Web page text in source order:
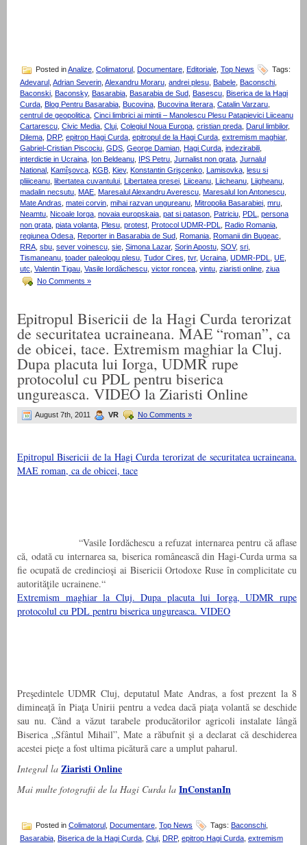
Posted inAnalize Colimatorul Documentare Editoriale Top News
Tags:
Adevarul , Adrian Severin, Alexandru Moraru, andrei plesu, Babele, Baconschi,
Baconski, Baconsky, Basarabia, Basarabia de Sud, Basescu, Biserica de la Hagi
Curda, Blog Pentru Basarabia, Bucovina, Bucovina literara, Catalin Varzaru,
centrul de geopolitica, Cinci limbrici ai mintii – Manolescu Plesu Patapievici Liiceanu
Cartarescu, Civic Media, Cluj, Colegiul Noua Europa, cristian preda, Darul limbilor,
Dilema, DRP, epitrop Hagi Curda, epitropul de la Hagi Curda, extremism maghiar,
Gabriel-Cristian Piscociu, GDS, George Damian, Hagi Curda, indezirabili,
interdictie in Ucraina, Ion Beldeanu, IPS Petru, Jurnalist non grata, Jurnalul
National , Kamîşovca, KGB, Kiev, Konstantin Grişcenko, Lamisovka, lesu si
pliiiceanu, libertatea cuvantului, Libertatea presei, Liiceanu, Liicheanu, Liigheanu,
madalin necsutu, MAE, Maresalul Alexandru Averescu, Maresalul Ion Antonescu,
Mate Andras, matei corvin, mihai razvan ungureanu, Mitropolia Basarabiei, mru,
Neamtu, Nicoale Iorga, novaia europskaia, pat si patason, Patriciu, PDL, persona
non grata, piata volanta, Plesu, protest, Protocol UDMR-PDL, Radio Romania,
regiunea Odesa, Reporter in Basarabia de Sud, Romania, Romanii din Bugeac,
RRA, sbu, sever voinescu, sie, Simona Lazar, Sorin Apostu, SOV, sri,
Tismaneanu, toader paleologu plesu, Tudor Cires, tvr, Ucraina, UDMR-PDL, UE,
utc, Valentin Tigau, Vasile Iordăchescu, victor roncea, vintu, ziaristi online, ziua
No Comments »
Epitropul Bisericii de la Hagi Curda terorizat
de securitatea ucraineana. MAE “roman”, ca
de obicei, tace. Extremism maghiar la Cluj.
Dupa placuta lui Iorga, UDMR rupe
protocolul cu PDL pentru biserica
ungureasca. VIDEO la Ziaristi Online
August 7th, 2011 VR No Comments »
Epitropul Bisericii de la Hagi Curda terorizat de securitatea ucraineana.
MAE roman, ca de obicei, tace
“Vasile Iordăchescu a refuzat internarea pentru că aflase
că, odată cu internarea sa, biserica românească din Hagi-Curda urma sa
fie ocupată de credincioşi ai Bisericii Ortodoxe Ruse în complicitate cu
autorităţile ucrainene.“
Extremism maghiar la Cluj. Dupa placuta lui Iorga, UDMR rupe
protocolul cu PDL pentru biserica ungureasca. VIDEO
Preşedintele UDMR Cluj, deputatul Mate Andras, a fost prezent la 8
dimineaţă în Piaţa Unirii pentru a vedea dacă piaţa volantă se deschide
sau nu. Când a văzut tarabele producătorilor agricoli instalate lângă
Biserica „Sfântul Mihail”, Mate a răbufnit şi a declarat că deschiderea
acestei pieţe a fost ultima picătură care a umplut paharul.
Integral la Ziaristi Online
Mai multe fotografii de la Hagi Curda la InConstanIn
Posted in Colimatorul Documentare Top News Tags: Baconschi
Basarabia, Biserica de la Hagi Curda, Cluj, DRP, epitrop Hagi Curda, extremism